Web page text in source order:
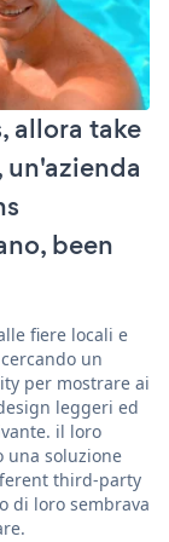
allora take
un'azienda
been
fiere locali e
un
per mostrare ai
leggeri ed
il loro
una soluzione
third-party
di loro sembrava